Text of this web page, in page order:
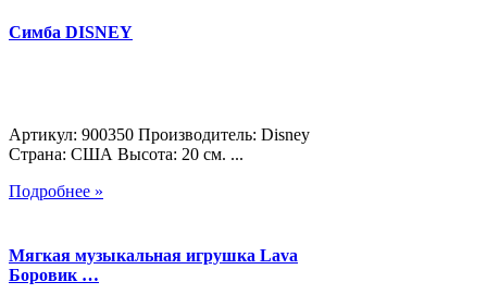
Симба DISNEY
Артикул: 900350 Производитель: Disney
Страна: США Высота: 20 см. ...
Подробнее »
Мягкая музыкальная игрушка Lava
Боровик …